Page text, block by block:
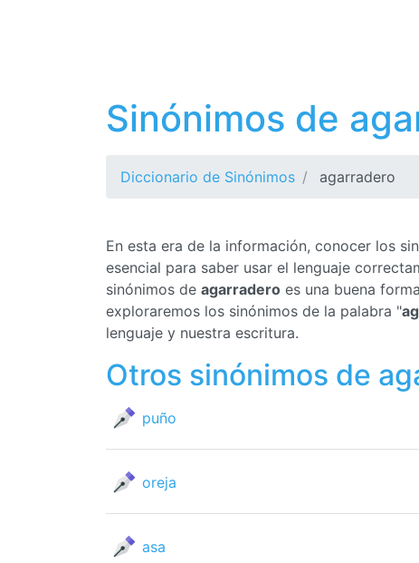
Sinónimos de
Diccionario de Sinónimos agarradero
En esta era de la información, conocer los
esencial para saber usar el lenguaje
sinónimos de agarradero es una buena
exploraremos los sinónimos de la palabra "
lenguaje y nuestra escritura.
Otros sinónimos de
puño
oreja
asa